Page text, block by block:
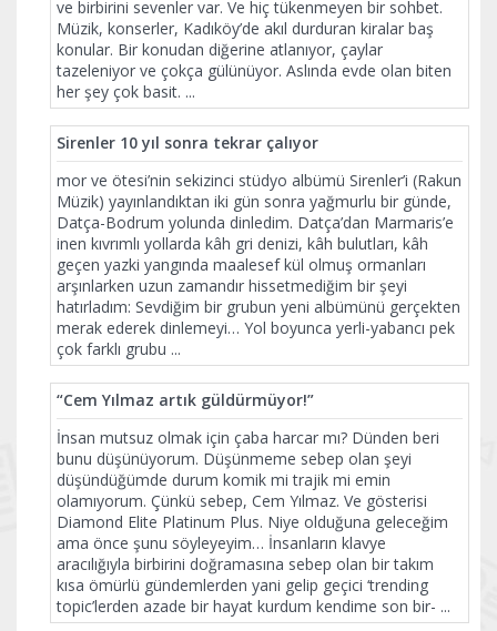
ve birbirini sevenler var. Ve hiç tükenmeyen bir sohbet.
Müzik, konserler, Kadıköy’de akıl durduran kiralar baş
konular. Bir konudan diğerine atlanıyor, çaylar
tazeleniyor ve çokça gülünüyor. Aslında evde olan biten
her şey çok basit. ...
Sirenler 10 yıl sonra tekrar çalıyor
mor ve ötesi’nin sekizinci stüdyo albümü Sirenler’i (Rakun
Müzik) yayınlandıktan iki gün sonra yağmurlu bir günde,
Datça-Bodrum yolunda dinledim. Datça’dan Marmaris’e
inen kıvrımlı yollarda kâh gri denizi, kâh bulutları, kâh
geçen yazki yangında maalesef kül olmuş ormanları
arşınlarken uzun zamandır hissetmediğim bir şeyi
hatırladım: Sevdiğim bir grubun yeni albümünü gerçekten
merak ederek dinlemeyi… Yol boyunca yerli-yabancı pek
çok farklı grubu ...
“Cem Yılmaz artık güldürmüyor!”
İnsan mutsuz olmak için çaba harcar mı? Dünden beri
bunu düşünüyorum. Düşünmeme sebep olan şeyi
düşündüğümde durum komik mi trajik mi emin
olamıyorum. Çünkü sebep, Cem Yılmaz. Ve gösterisi
Diamond Elite Platinum Plus. Niye olduğuna geleceğim
ama önce şunu söyleyeyim… İnsanların klavye
aracılığıyla birbirini doğramasına sebep olan bir takım
kısa ömürlü gündemlerden yani gelip geçici ‘trending
topic’lerden azade bir hayat kurdum kendime son bir- ...